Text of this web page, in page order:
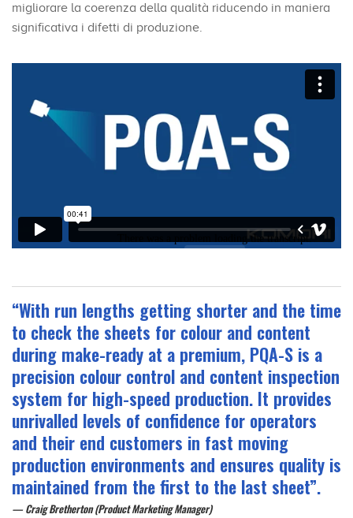
migliorare la coerenza della qualità riducendo in maniera
significativa i difetti di produzione.
“With run lengths getting shorter and the time
to check the sheets for colour and content
during make-ready at a premium, PQA-S is a
precision colour control and content inspection
system for high-speed production. It provides
unrivalled levels of confidence for operators
and their end customers in fast moving
production environments and ensures quality is
maintained from the first to the last sheet”.
Craig Bretherton (Product Marketing Manager)